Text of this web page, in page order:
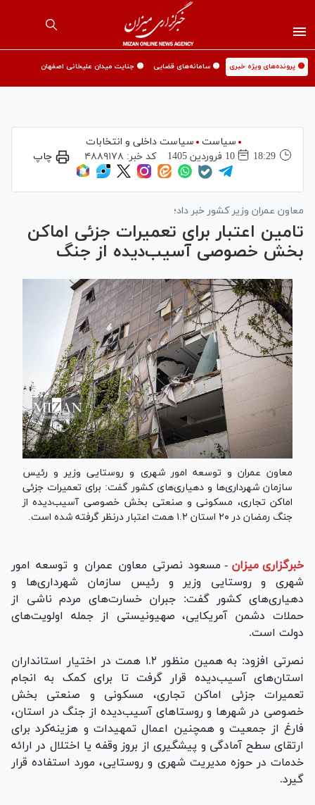
🟡 پرونده‌های ویژه خبری 🟡 سامانه‌های قضایی 🟡 جنایت میدان علیخانی اصفهان
سیاست
سیاست داخلی و انتخابات
18:29
10 فروردين 1405 کد خبر: ۴۸۸۹۱۷۸ چاپ
معاون عمران وزیر کشور خبر داد؛
تامین اعتبار برای تعمیرات جزئی اماکن
بخش خصوصی آسیب‌دیده از جنگ
معاون عمران و توسعه امور شهری و روستایی وزیر و رئیس
سازمان شهرداری‌ها و دهیاری‌های کشور گفت: برای تعمیرات جزئی
اماکن تجاری، مسکونی و صنعتی بخش خصوصی آسیب‌دیده از
جنگ رمضان در ۲۰ استان ۱.۲ همت اعتبار درنظر گرفته شده است.
خبرگزاری میزان - مسعود نصرتی معاون عمران و توسعه امور
شهری و روستایی وزیر و رئیس سازمان شهرداری‌ها و
دهیاری‌های کشور گفت: جبران خسارت‌های مردم ناشی از
حملات دشمن آمریکایی، صهیونیستی از جمله اولویت‌های
دولت است.
نصرتی افزود: به همین منظور ۱.۲ همت در اختیار استانداران
استان‌های آسیب‌دیده قرار گرفت تا برای کمک به انجام
تعمیرات جزئی اماکن تجاری، مسکونی و صنعتی بخش
خصوصی در شهر‌ها و روستا‌های آسیب‌دیده از جنگ در استان،
فارغ از جمعیت و همچنین اعمال تمهیدات و هزینه‌کرد برای
ارتقای سطح آمادگی و پیشگیری از بروز وقفه یا اختلال در ارائه
خدمات در حوزه مدیریت شهری و روستایی، مورد استفاده قرار
گیرد.